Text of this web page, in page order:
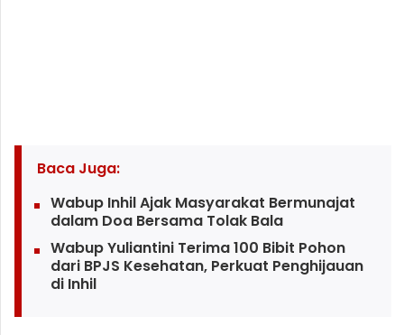
Baca Juga:
Wabup Inhil Ajak Masyarakat Bermunajat
dalam Doa Bersama Tolak Bala
Wabup Yuliantini Terima 100 Bibit Pohon
dari BPJS Kesehatan, Perkuat Penghijauan
di Inhil